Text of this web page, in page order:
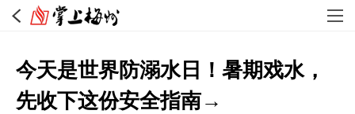
今天是世界防溺水日！暑期戏水，
先收下这份安全指南→